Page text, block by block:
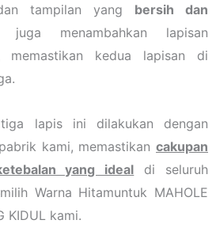
tampilan yang bersih dan
menambahkan lapisan
memastikan kedua lapisan di
lapis ini dilakukan dengan
kami, memastikan cakupan
yang ideal di seluruh
Warna Hitamuntuk MAHOLE
KIDUL kami.